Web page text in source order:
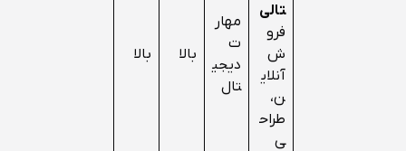
تالی
فرو
ش
آنلای
ن،
طراح
ی
مهار
ت
دیجی
تال
بالا بالا